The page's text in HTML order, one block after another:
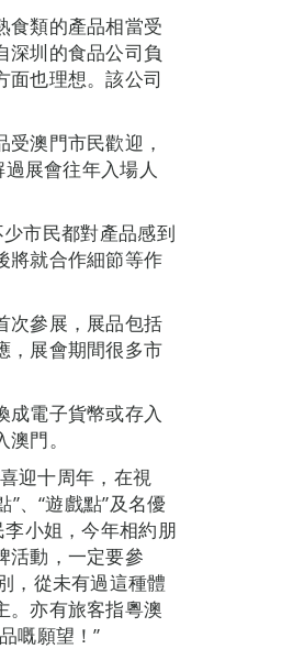
食類的產品相當受
深圳的食品公司負
面也理想。該公司
澳門市民歡迎，
展會往年入場人
市民都對產品感到
將就合作細節等作
次參展，展品包括
，展會期間很多市
電子貨幣或存入
門。
迎十周年，在視
、“遊戲點”及名優
小姐，今年相約朋
活動，一定要參
，從未有過這種體
。亦有旅客指粵澳
嘅願望！”